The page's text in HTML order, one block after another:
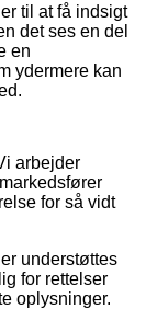
til at få indsigt
det ses en del
en
ydermere kan
arbejder
for så vidt
understøttes
for rettelser
oplysninger.